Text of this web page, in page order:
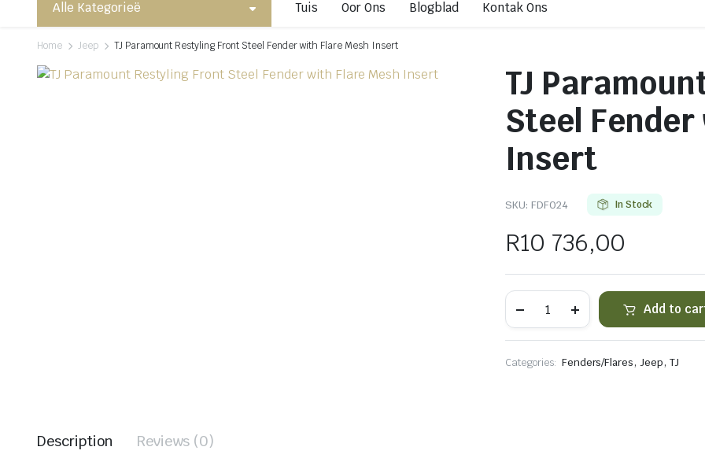
Alle Kategorieë Tuis Oor Ons Blogblad Kontak Ons
Home Jeep TJ Paramount Restyling Front Steel Fender with Flare Mesh Insert
TJ
Steel
Insert
SKU: FDF024 In Stock
R10 736,00
Paramount
Front
Fender
Add to
Categories: Fenders/Flares, Jeep, TJ
Description Reviews (0)